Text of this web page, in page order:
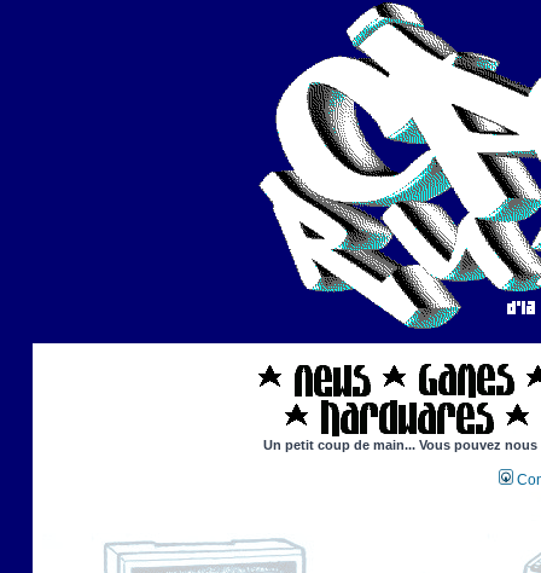
Un petit coup de main... Vous pouvez